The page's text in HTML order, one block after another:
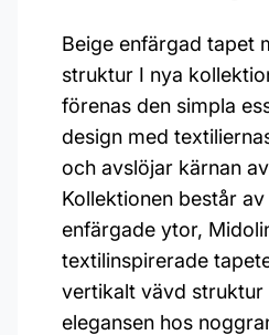
Beige enfärgad tapet
struktur I nya
förenas den simpla
design med
och avslöjar kärnan
Kollektionen består
enfärgade ytor,
textilinspirerade
vertikalt vävd struktur
elegansen hos